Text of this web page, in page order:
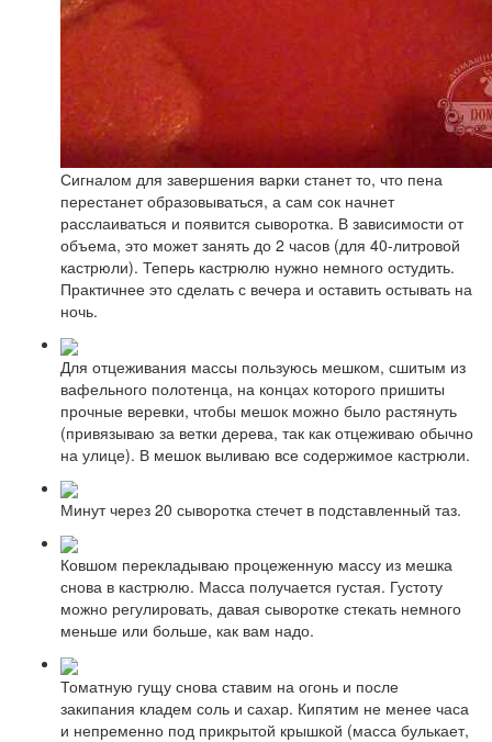
Сигналом для завершения варки станет то, что пена
перестанет образовываться, а сам сок начнет
расслаиваться и появится сыворотка. В зависимости от
объема, это может занять до 2 часов (для 40-литровой
кастрюли). Теперь кастрюлю нужно немного остудить.
Практичнее это сделать с вечера и оставить остывать на
ночь.
Для отцеживания массы пользуюсь мешком, сшитым из
вафельного полотенца, на концах которого пришиты
прочные веревки, чтобы мешок можно было растянуть
(привязываю за ветки дерева, так как отцеживаю обычно
на улице). В мешок выливаю все содержимое кастрюли.
Минут через 20 сыворотка стечет в подставленный таз.
Ковшом перекладываю процеженную массу из мешка
снова в кастрюлю. Масса получается густая. Густоту
можно регулировать, давая сыворотке стекать немного
меньше или больше, как вам надо.
Томатную гущу снова ставим на огонь и после
закипания кладем соль и сахар. Кипятим не менее часа
и непременно под прикрытой крышкой (масса булькает,